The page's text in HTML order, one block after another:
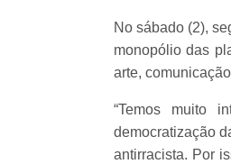
No sábado (2),
monopólio das
arte,
“Temos muito
democratização
antirracista. Por